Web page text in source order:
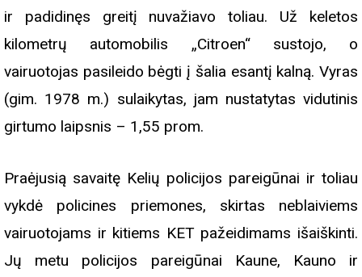
ir padidinęs greitį nuvažiavo toliau. Už keletos
kilometrų automobilis „Citroen“ sustojo, o
vairuotojas pasileido bėgti į šalia esantį kalną. Vyras
(gim. 1978 m.) sulaikytas, jam nustatytas vidutinis
girtumo laipsnis – 1,55 prom.
Praėjusią savaitę Kelių policijos pareigūnai ir toliau
vykdė policines priemones, skirtas neblaiviems
vairuotojams ir kitiems KET pažeidimams išaiškinti.
Jų metu policijos pareigūnai Kaune, Kauno ir